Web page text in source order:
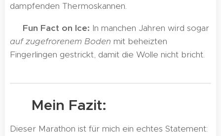
dampfenden Thermoskannen.
Fun Fact on Ice: In manchen Jahren wird sogar
auf zugefrorenem Boden mit beheizten
Fingerlingen gestrickt, damit die Wolle nicht bricht.
🧣 Mein Fazit:
Dieser Marathon ist für mich ein echtes Statement: